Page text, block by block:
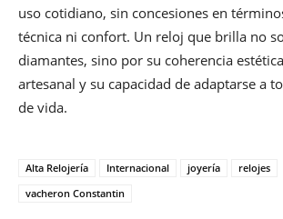
uso cotidiano, sin concesiones en
técnica ni confort. Un reloj que brilla no
diamantes, sino por su coherencia
artesanal y su capacidad de adaptarse a
de vida.
Alta Relojería Internacional joyería
relojes
vacheron Constantin